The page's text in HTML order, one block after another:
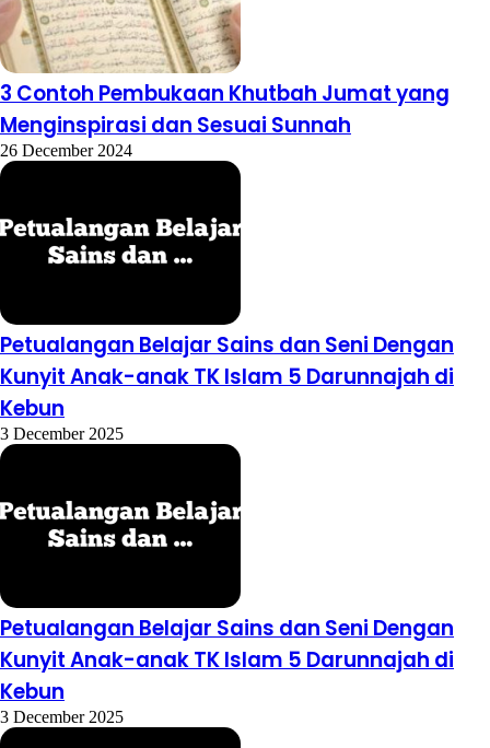
3 Contoh Pembukaan Khutbah Jumat yang
Menginspirasi dan Sesuai Sunnah
26 December 2024
Petualangan Belajar Sains dan Seni Dengan
Kunyit Anak-anak TK Islam 5 Darunnajah di
Kebun
3 December 2025
Petualangan Belajar Sains dan Seni Dengan
Kunyit Anak-anak TK Islam 5 Darunnajah di
Kebun
3 December 2025